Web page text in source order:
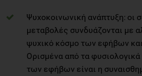
Ψυχοκοινωνική ανάπτυξη: οι
μεταβολές συνδυάζονται με
ψυχικό κόσμο των εφήβων
Ορισμένα από τα
των εφήβων είναι η